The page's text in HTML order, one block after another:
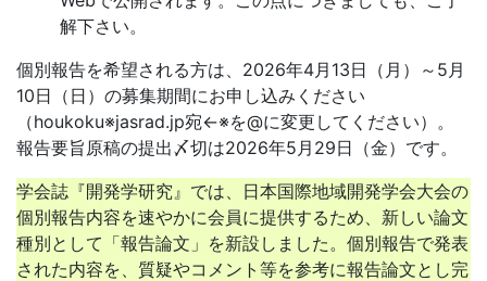
解下さい。
個別報告を希望される方は、2026年4月13日（月）～5月
10日（日）の募集期間にお申し込みください
（houkoku※jasrad.jp宛←※を@に変更してください）。
報告要旨原稿の提出〆切は2026年5月29日（金）です。
学会誌『開発学研究』では、日本国際地域開発学会大会の
個別報告内容を速やかに会員に提供するため、新しい論文
種別として「報告論文」を新設しました。個別報告で発表
された内容を、質疑やコメント等を参考に報告論文とし完